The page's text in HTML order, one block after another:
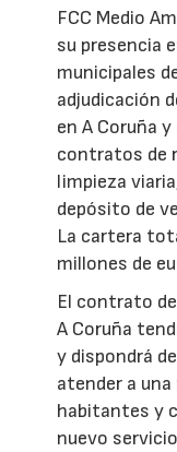
FCC Medio
su presencia
municipales
adjudicación
en A Coruña
contratos de
limpieza
depósito de
La cartera
millones de
El contrato
A Coruña
y dispondrá
atender a
habitantes y
nuevo